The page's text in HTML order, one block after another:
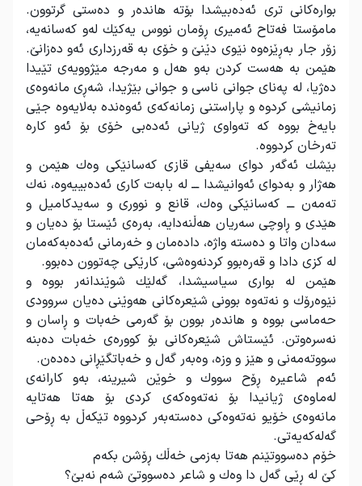
بوارەكانی تری ئەدەبیشدا بۆتە هاندەر و دەستی گرتوون.
مامۆستا فەتاح ئەمیری ڕۆمان نووس یەكێك لەو كەسانەیە،
زۆر جار بەڕێزەوە نێوی دێنێ و خۆی بە قەرزداری ئەو دەزانێ.
هێمن بە هەست كردن بەو هەل و مەرجە مێژوویەی تێیدا
دەژیا، لە پەنای جوانی ناسی و جوانی بێژیدا، شەڕی مانەوەی
زمانیشی كردوە و پاراستنی زمانەكەی ئەوەندە بەلایەوە جێی
بایەخ بووە كە تەواوی ژیانی ئەدەبی خۆی بۆ ئەو كارە
تەرخان كردووە.
بێشك ئەگەر دوای سەیفی قازی كەسانێكی وەك هێمن و
هەژار و بەدوای ئەوانیشدا ـــ لە بابەت كاری ئەدەبییەوە، نەك
تەمەن ـــ كەسانێكی وەك، قانع و نووری و سەیدكامیل و
هێدی و ڕاوچی سەریان هەڵنەدایە، بەرەی ئێستا بۆ دەیان و
سەدان واتا و دەستە واژە، دادەمان و خەرمانی ئەدەبەكەمان
لە كزی دادا و قەرەبوو كردنەوەشی، كارێكی چەتوون دەبوو.
هێمن لە بواری سیاسیشدا، گەلێك شوێندانەر بووە و
نێوەرۆك و نەتەوە بوونی شێعرەكانی هەوێنی دەیان سروودی
حەماسی بووە و هاندەر بوون بۆ گەرمی خەبات و ڕاسان و
نەسرەوتن. ئێستاش شێعرەكانی بۆ كوورەی خەبات دەبنە
سووتەمەنی و هێز و وزە، وەبەر گەل و خەباتگێڕانی دەدەن.
ئەم شاعیرە ڕۆح سووك و خوێن شیرینە، بەو كارانەی
لەماوەی ژیانیدا بۆ نەتەوەكەی كردی بۆ هەتا هەتایە
مانەوەی خۆیو نەتەوەكی دەستەبەر كردووە تێكەڵ بە ڕۆحی
گەلەكەیەتی.
خۆم دەسووتێنم هەتا بەزمی خەڵك ڕۆشن بكەم
كێ لە ڕێی گەل دا وەك و شاعر دەسووتێ شەم نەبێ؟